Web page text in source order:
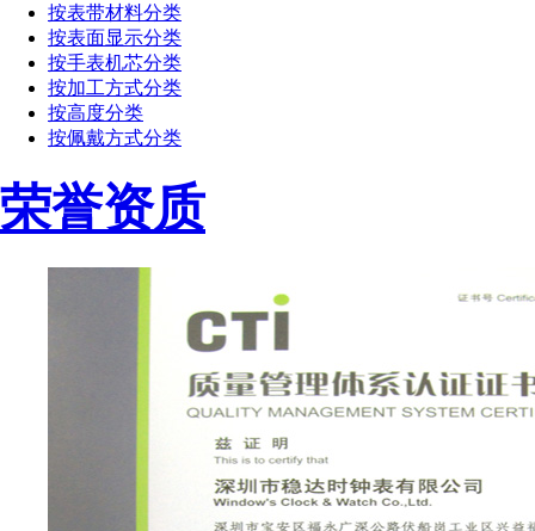
按表带材料分类
按表面显示分类
按手表机芯分类
按加工方式分类
按高度分类
按佩戴方式分类
荣誉资质